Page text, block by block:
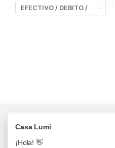
Categorias
Casa Lumi
¡Hola! 👋